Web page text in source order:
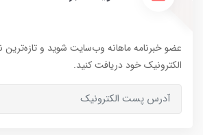
عضو خبرنامه ماهانه وب‌سایت شوید و
الکترونیک خود دریافت کنید.